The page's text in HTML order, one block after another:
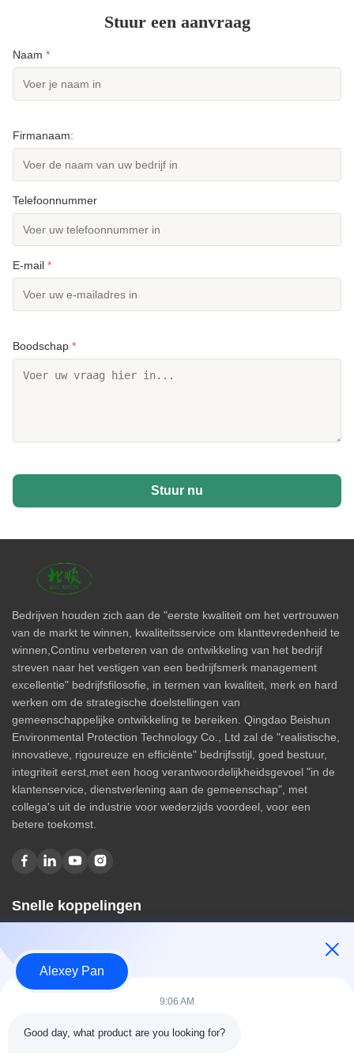
Stuur een aanvraag
Naam *
Firmanaam:
Telefoonnummer
E-mail *
Boodschap *
Stuur nu
Bedrijven houden zich aan de "eerste kwaliteit om het vertrouwen
van de markt te winnen, kwaliteitsservice om klanttevredenheid te
winnen,Continu verbeteren van de ontwikkeling van het bedrijf
streven naar het vestigen van een bedrijfsmerk management
excellentie" bedrijfsfilosofie, in termen van kwaliteit, merk en hard
werken om de strategische doelstellingen van
gemeenschappelijke ontwikkeling te bereiken. Qingdao Beishun
Environmental Protection Technology Co., Ltd zal de "realistische,
innovatieve, rigoureuze en efficiënte" bedrijfsstijl, goed bestuur,
integriteit eerst,met een hoog verantwoordelijkheidsgevoel "in de
klantenservice, dienstverlening aan de gemeenschap", met
collega's uit de industrie voor wederzijds voordeel, voor een
betere toekomst.
Snelle koppelingen
Over ons
producten
Categorieën
Alexey Pan
9:06 AM
Good day, what product are you looking for?